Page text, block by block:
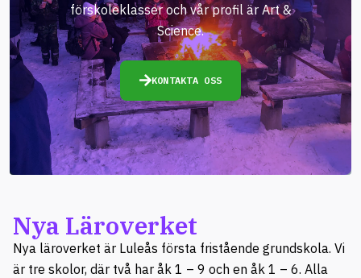
förskoleklasser och vår profil är Art &
Science.
KONTAKTA OSS
Nya Läroverket
Nya läroverket är Luleås första fristående grundskola. Vi
är tre skolor, där två har åk 1 – 9 och en åk 1 – 6. Alla